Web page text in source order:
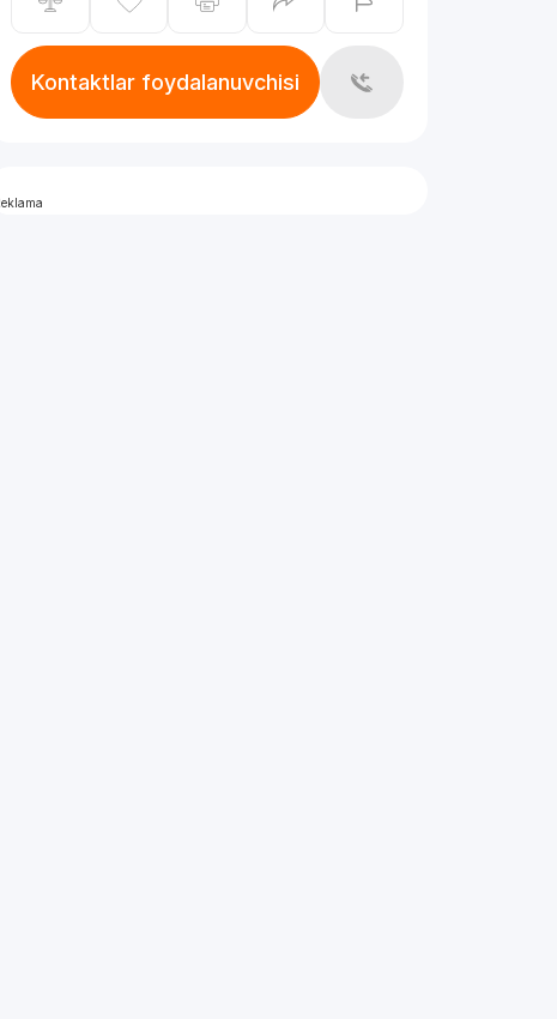
Kontaktlar foydalanuvchisi